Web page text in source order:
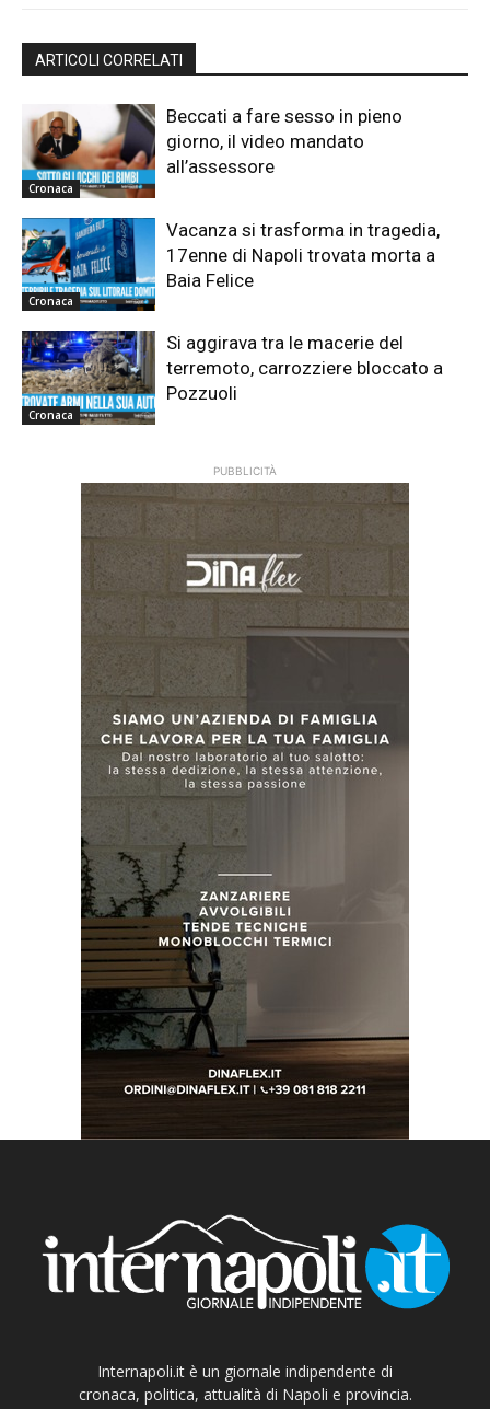
ARTICOLI CORRELATI
Cronaca
Beccati a fare sesso in pieno
giorno, il video mandato
all’assessore
Cronaca
Vacanza si trasforma in tragedia,
17enne di Napoli trovata morta a
Baia Felice
Cronaca
Si aggirava tra le macerie del
terremoto, carrozziere bloccato a
Pozzuoli
PUBBLICITÀ
Internapoli.it è un giornale indipendente di
cronaca, politica, attualità di Napoli e provincia.